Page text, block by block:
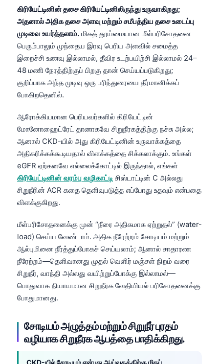
கிரியேட்டினின் தசை கிரியேட்டினிலிருந்து உருவாகிறது;
அதனால் அதிக தசை அளவு மற்றும் சமீபத்திய தசை உடைப்பு
முடிவை உயர்த்தலாம். மிகத் தூய்மையான மீள்பரிசோதனை
பெரும்பாலும் முந்தைய இரவு பெரிய அளவில் சமைத்த
இறைச்சி உணவு இல்லாமல், தீவிர உடற்பயிற்சி இல்லாமல் 24–
48 மணி நேரத்திற்குப் பிறகு தான் செய்யப்படுகிறது;
குறிப்பாக அந்த முடிவு ஒரு பரிந்துரையை தீர்மானிக்கப்
போகிறதெனில்.
ஆரோக்கியமான பெரியவர்களில் கிரியேட்டின்
மோனோஹைட்ரேட் தானாகவே சிறுநீரகத்திற்கு நச்சு அல்ல;
ஆனால் CKD-யில் அது கிரியேட்டினின் உருவாக்கத்தை
அதிகரிக்கக்கூடியதால் விளக்கத்தை சிக்கலாக்கும். உங்கள்
eGFR ஏற்கனவே எல்லைக்கோட்டில் இருந்தால், எங்கள்
கிரியேட்டினின் வரம்பு வழிகாட்டி சிஸ்டாட்டின் C அல்லது
சிறுநீரின் ACR கதை தெளிவுபடுத்த எப்போது உதவும் என்பதை
விளக்குகிறது.
மீள்பரிசோதனைக்கு முன் “நீரை அதிகமாக ஏற்றுதல்” (water-
load) செய்ய வேண்டாம். அதிக நீரேற்றம் சோடியம் மற்றும்
ஆல்புமினை நீர்த்துப்போகச் செய்யலாம்; ஆனால் சாதாரண
நீரேற்றம்—தெளிவானது முதல் வெளிர் மஞ்சள் நிறம் வரை
சிறுநீர், வாந்தி அல்லது வயிற்றுப்போக்கு இல்லாமல்—
பொதுவாக நியாயமான சிறுநீரக வேதியியல் பரிசோதனைக்கு
போதுமானது.
சோடியம் அழுத்தம் மற்றும் சிறுநீர் புரதம்
வழியாக சிறுநீரக ஆபத்தை பாதிக்கிறது.
CKD-யில் சோடியம் என்பது ஆய்வகத்திற்கு மிகப்